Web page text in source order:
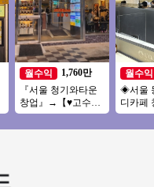
월수익
1,760만
『서울 청기와타운
창업』→【♥고수익/
핫한브랜드♥】 ♥ 양
도양수 ♥ 특급조건
월수익
◈서울
디카페
쉬운매
업/초보